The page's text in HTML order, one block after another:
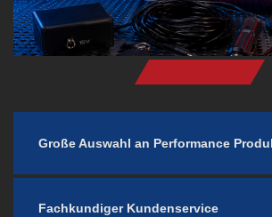
Große Auswahl an Performance
Fachkundiger Kundenservice